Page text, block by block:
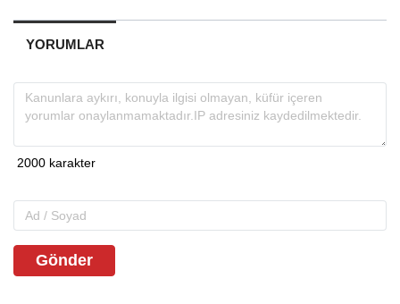
YORUMLAR
Gönder